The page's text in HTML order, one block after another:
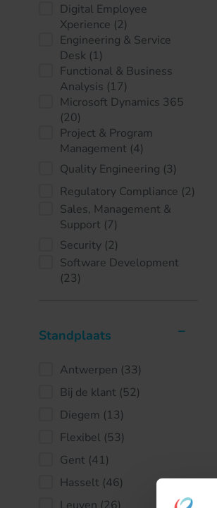
Digital Employee
Xperience (2)
Engineering & Service
Desk (1)
Functional & Business
Analysis (17)
Microsoft Dynamics 365
(20)
Project & Program
Management (4)
Quality Engineering (3)
Regulatory Compliance (2)
Sales, Management &
Support (7)
Security (2)
Software Development
(23)
Standplaats
Antwerpen (33)
Bij de klant (52)
Diegem (13)
Flexibel (53)
Gent (41)
Hasselt (46)